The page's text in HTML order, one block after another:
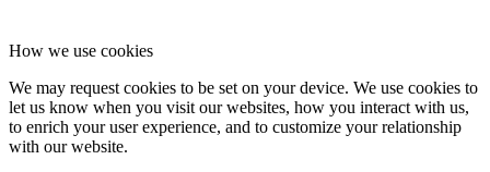
How we use cookies
We may request cookies to be set on your device. We use cookies to
let us know when you visit our websites, how you interact with us,
to enrich your user experience, and to customize your relationship
with our website.